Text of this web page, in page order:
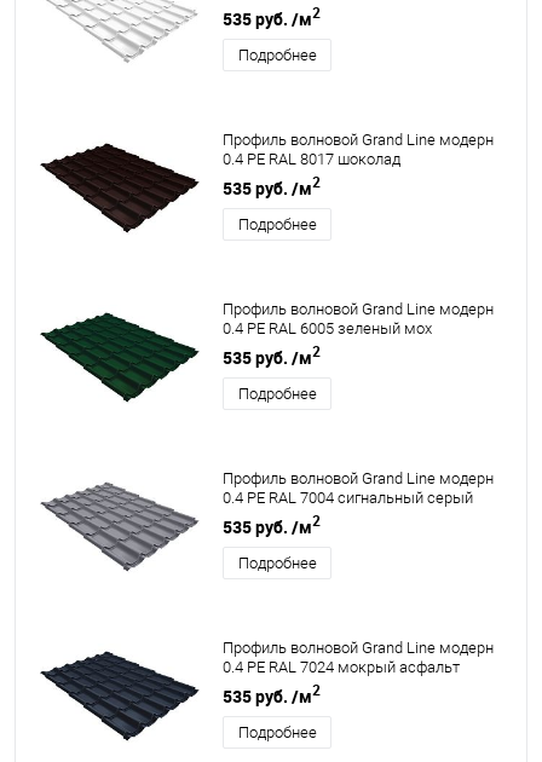
535 руб. /м2
Подробнее
Профиль волновой Grand Line модерн
0.4 PE RAL 8017 шоколад
535 руб. /м2
Подробнее
Профиль волновой Grand Line модерн
0.4 PE RAL 6005 зеленый мох
535 руб. /м2
Подробнее
Профиль волновой Grand Line модерн
0.4 PE RAL 7004 сигнальный серый
535 руб. /м2
Подробнее
Профиль волновой Grand Line модерн
0.4 PE RAL 7024 мокрый асфальт
535 руб. /м2
Подробнее